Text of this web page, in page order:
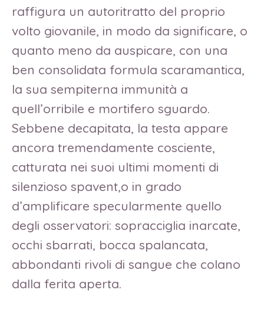
raffigura un autoritratto del proprio
volto giovanile, in modo da significare, o
quanto meno da auspicare, con una
ben consolidata formula scaramantica,
la sua sempiterna immunità a
quell’orribile e mortifero sguardo.
Sebbene decapitata, la testa appare
ancora tremendamente cosciente,
catturata nei suoi ultimi momenti di
silenzioso spavent,o in grado
d’amplificare specularmente quello
degli osservatori: sopracciglia inarcate,
occhi sbarrati, bocca spalancata,
abbondanti rivoli di sangue che colano
dalla ferita aperta.